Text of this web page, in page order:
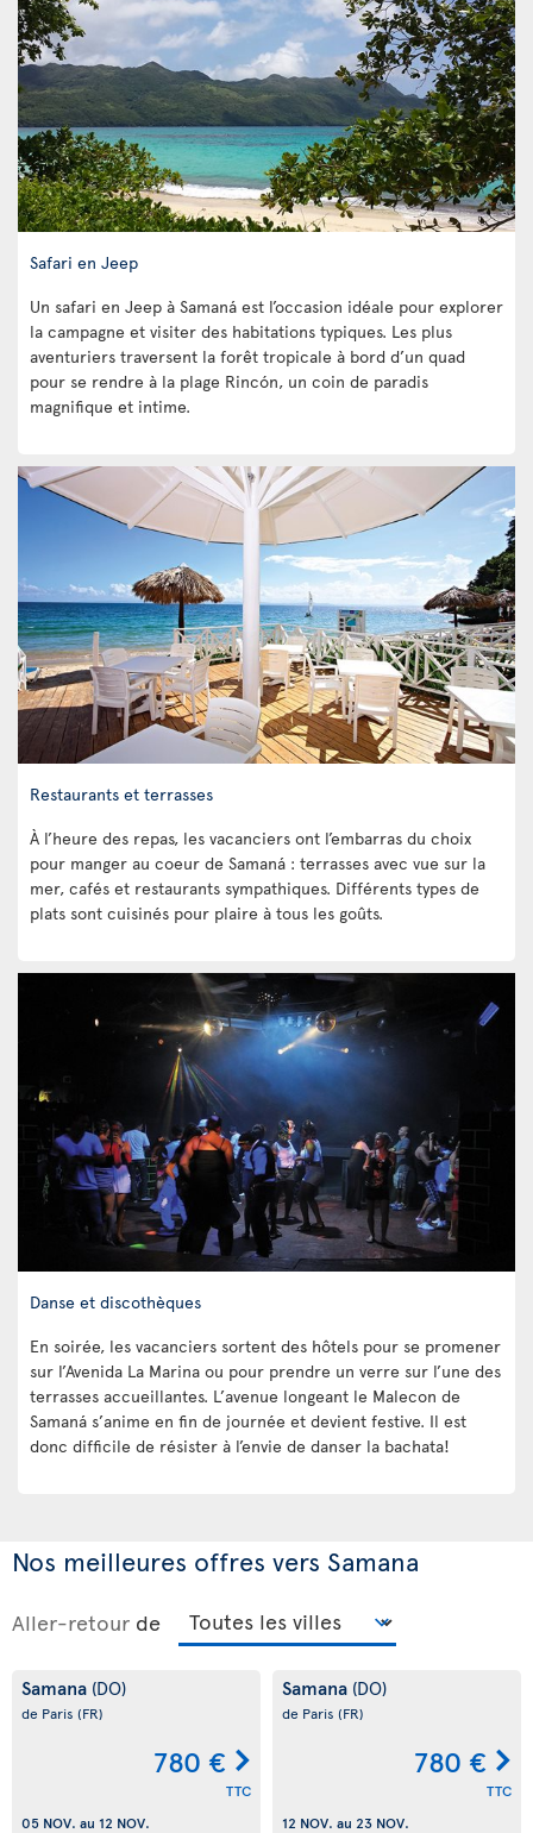
Safari en Jeep
Un safari en Jeep à Samaná est l’occasion idéale pour explorer
la campagne et visiter des habitations typiques. Les plus
aventuriers traversent la forêt tropicale à bord d’un quad
pour se rendre à la plage Rincón, un coin de paradis
magnifique et intime.
Restaurants et terrasses
À l’heure des repas, les vacanciers ont l’embarras du choix
pour manger au coeur de Samaná : terrasses avec vue sur la
mer, cafés et restaurants sympathiques. Différents types de
plats sont cuisinés pour plaire à tous les goûts.
Danse et discothèques
En soirée, les vacanciers sortent des hôtels pour se promener
sur l’Avenida La Marina ou pour prendre un verre sur l’une des
terrasses accueillantes. L’avenue longeant le Malecon de
Samaná s’anime en fin de journée et devient festive. Il est
donc difficile de résister à l’envie de danser la bachata!
Nos meilleures offres vers Samana
Aller-retour de
Samana (DO)
de Paris (FR)
780 €
TTC
05 NOV. au 12 NOV.
Samana (DO)
de Paris (FR)
780 €
TTC
12 NOV. au 23 NOV.